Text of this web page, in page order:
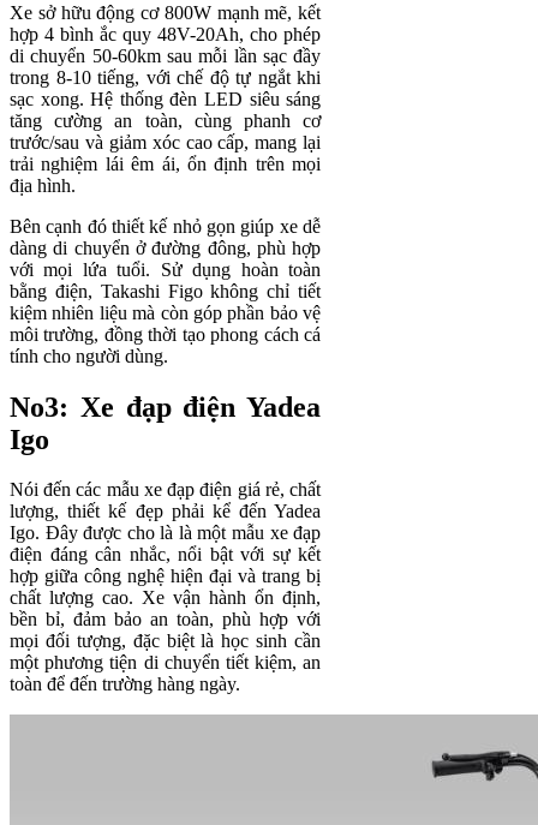
Xe sở hữu động cơ 800W mạnh mẽ, kết
hợp 4 bình ắc quy 48V-20Ah, cho phép
di chuyển 50-60km sau mỗi lần sạc đầy
trong 8-10 tiếng, với chế độ tự ngắt khi
sạc xong. Hệ thống đèn LED siêu sáng
tăng cường an toàn, cùng phanh cơ
trước/sau và giảm xóc cao cấp, mang lại
trải nghiệm lái êm ái, ổn định trên mọi
địa hình.
Bên cạnh đó thiết kế nhỏ gọn giúp xe dễ
dàng di chuyển ở đường đông, phù hợp
với mọi lứa tuổi. Sử dụng hoàn toàn
bằng điện, Takashi Figo không chỉ tiết
kiệm nhiên liệu mà còn góp phần bảo vệ
môi trường, đồng thời tạo phong cách cá
tính cho người dùng.
No3: Xe đạp điện Yadea
Igo
Nói đến các mẫu xe đạp điện giá rẻ, chất
lượng, thiết kế đẹp phải kể đến Yadea
Igo. Đây được cho là là một mẫu xe đạp
điện đáng cân nhắc, nổi bật với sự kết
hợp giữa công nghệ hiện đại và trang bị
chất lượng cao. Xe vận hành ổn định,
bền bỉ, đảm bảo an toàn, phù hợp với
mọi đối tượng, đặc biệt là học sinh cần
một phương tiện di chuyển tiết kiệm, an
toàn để đến trường hàng ngày.